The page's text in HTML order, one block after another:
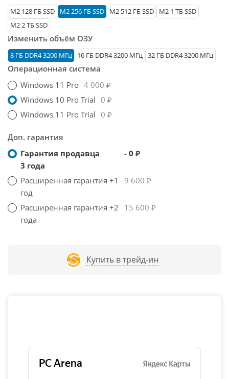
М2 128 ГБ SSD M2 256 ГБ SSD M2 512 ГБ SSD
M2 1 ТБ SSD
M2 2 ТБ SSD
Изменить объём ОЗУ
8 ГБ DDR4 3200 МГц 16 ГБ DDR4 3200 МГц 32 ГБ DDR4 3200 МГц
Операционная система
Windows 11 Pro 4 000 ₽
Windows 10 Pro Trial 0 ₽
Windows 11 Pro Trial 0 ₽
Доп. гарантия
Гарантия продавца
3 года
- 0 ₽
Расширенная гарантия +1
год
9 600 ₽
Расширенная гарантия +2
года
15 600 ₽
Купить в трейд-ин